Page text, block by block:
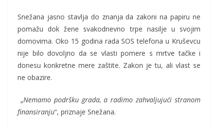
Snežana jasno stavlja do znanja da zakoni na papiru ne
pomažu dok žene svakodnevno trpe nasilje u svojim
domovima. Oko 15 godina rada SOS telefona u Kruševcu
nije bilo dovoljno da se vlasti pomere s mrtve tačke i
donesu konkretne mere zaštite. Zakon je tu, ali vlast se
ne obazire.
„Nemamo podršku grada, a radimo zahvaljujući stranom
finansiranju“, priznaje Snežana.